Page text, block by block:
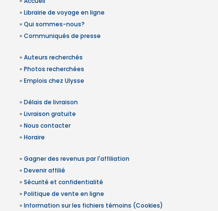
» Librairie de voyage en ligne
» Qui sommes-nous?
» Communiqués de presse
» Auteurs recherchés
» Photos recherchées
» Emplois chez Ulysse
» Délais de livraison
» Livraison gratuite
» Nous contacter
» Horaire
» Gagner des revenus par l'affiliation
» Devenir affilié
» Sécurité et confidentialité
» Politique de vente en ligne
» Information sur les fichiers témoins (Cookies)